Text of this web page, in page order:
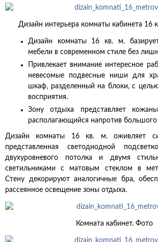
Дизайн интерьера комнаты кабинета 16
Дизайн комнаты 16 кв. м.
мебели в современном стиле без
Привлекает внимание интересное
невесомые подвесные ниши для
шкаф, разделенный на блоки, с
восприятия.
Зону отдыха представляет
располагающийся напротив большого
Дизайн комнаты 16 кв. м. оживляет
представленная светодиодной
двухуровневого потолка и двумя
светильниками с матовым стеклом в
Стену декорируют аналогичные бра,
рассеянное освещение зоны отдыха.
Комната кабинет. Фото